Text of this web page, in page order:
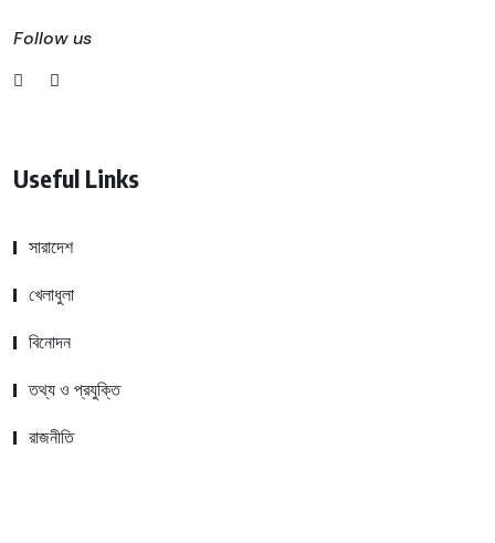
Follow us
Useful Links
সারাদেশ
খেলাধুলা
বিনোদন
তথ্য ও প্রযুক্তি
রাজনীতি